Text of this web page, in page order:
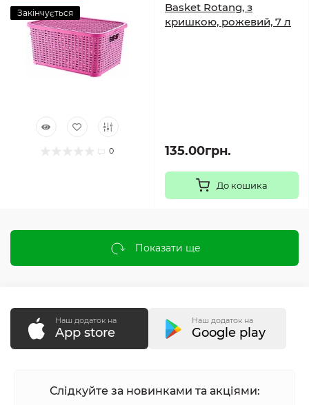
Закінчується
0
Basket Rotang, з
кришкою, рожевий, 7 л
135.00грн.
До кошика
Показати ще
Наш додаток на
App store
Наш додаток на
Google play
Слідкуйте за новинками та акціями: